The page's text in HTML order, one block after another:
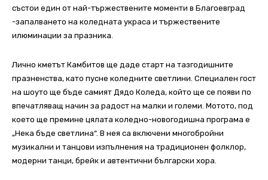
състои един от най-тържествените моменти в Благоевград
-запалването на коледната украса и тържествените
илюминации за празника.
Лично кметът Камбитов ще даде старт на тазгодишните
празненства, като пусне коледните светлини. Специален гост
на шоуто ще бъде самият Дядо Коледа, който ще се появи по
впечатляващ начин за радост на малки и големи. Мотото, под
което ще премине цялата коледно-новогодишна програма е
„Нека бъде светлина“. В нея са включени многобройни
музикални и танцови изпълнения на традиционен фолклор,
модерни танци, брейк и автентични български хора.